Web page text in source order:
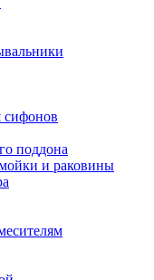
поддона
и раковины